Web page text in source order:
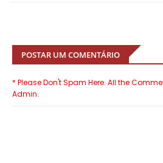
POSTAR UM COMENTÁRIO
* Please Don't Spam Here. All the
Admin.